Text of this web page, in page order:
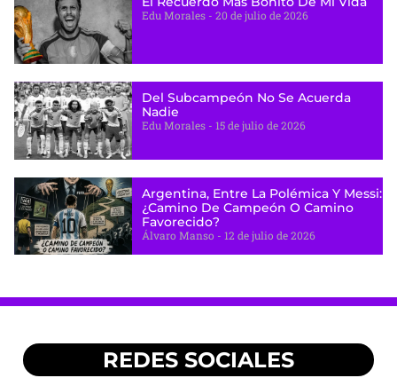
Edu Morales 20 de julio de 2026
Del Subcampeón No Se Acuerda
Nadie
Edu Morales 15 de julio de 2026
Argentina, Entre La Polémica Y Messi:
¿camino De Campeón O Camino
Favorecido?
Álvaro Manso 12 de julio de 2026
REDES SOCIALES